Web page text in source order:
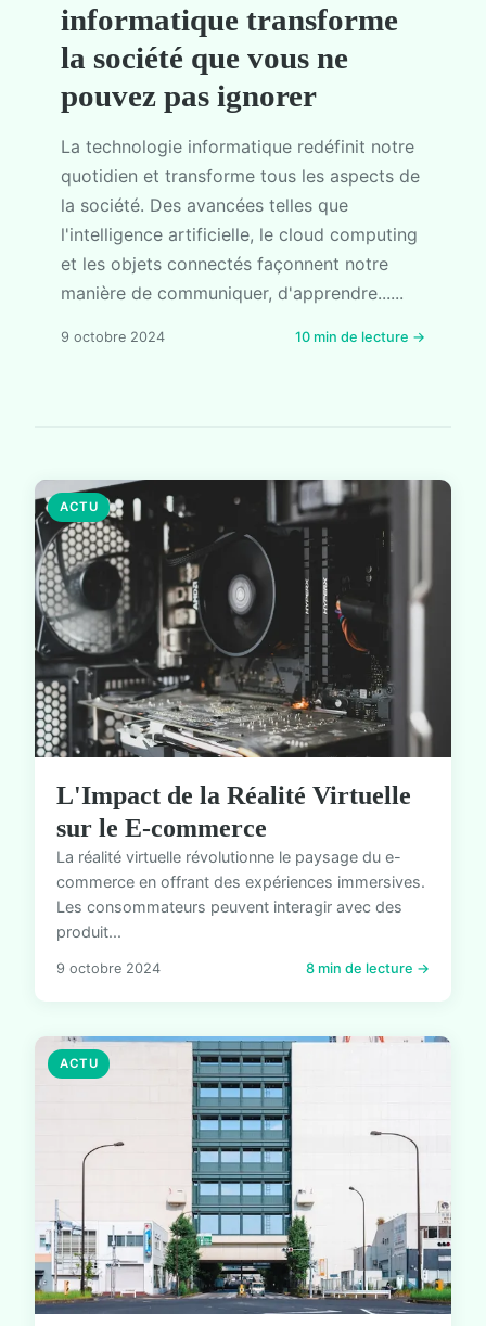
informatique transforme
la société que vous ne
pouvez pas ignorer
La technologie informatique redéfinit notre
quotidien et transforme tous les aspects de
la société. Des avancées telles que
l'intelligence artificielle, le cloud computing
et les objets connectés façonnent notre
manière de communiquer, d'apprendre......
9 octobre 2024 10 min de lecture →
ACTU
L'Impact de la Réalité Virtuelle
sur le E-commerce
La réalité virtuelle révolutionne le paysage du e-
commerce en offrant des expériences immersives.
Les consommateurs peuvent interagir avec des
produit...
9 octobre 2024 8 min de lecture →
ACTU